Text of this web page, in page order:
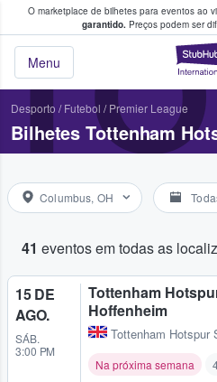
O marketplace de bilhetes para eventos ao
garantido.Preços podem ser
Menu
fãs compram e
Desporto / Futebol / Premier League
Bilhetes Tottenham
Columbus, OH
41 eventos em todas as
15 DE
AGO.
SÁB.
3:00 PM
Tottenham
Hoffenheim
Tottenham Hotspur
Na próxima semana